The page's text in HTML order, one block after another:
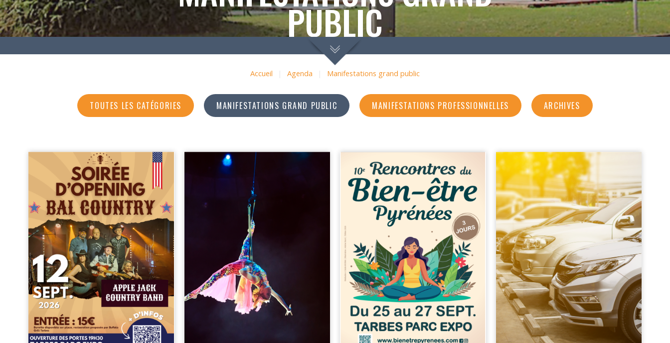
PUBLIC
Accueil | Agenda | Manifestations grand public
TOUTES LES CATÉGORIES MANIFESTATIONS GRAND PUBLIC MANIFESTATIONS PROFESSIONNELLES ARCHIVES